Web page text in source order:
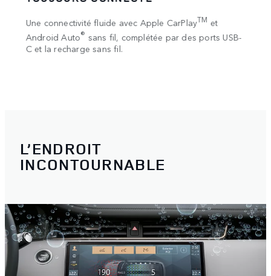
Une connectivité fluide avec Apple CarPlayTM et
Android Auto® sans fil, complétée par des ports USB-
C et la recharge sans fil.
L’ENDROIT
INCONTOURNABLE